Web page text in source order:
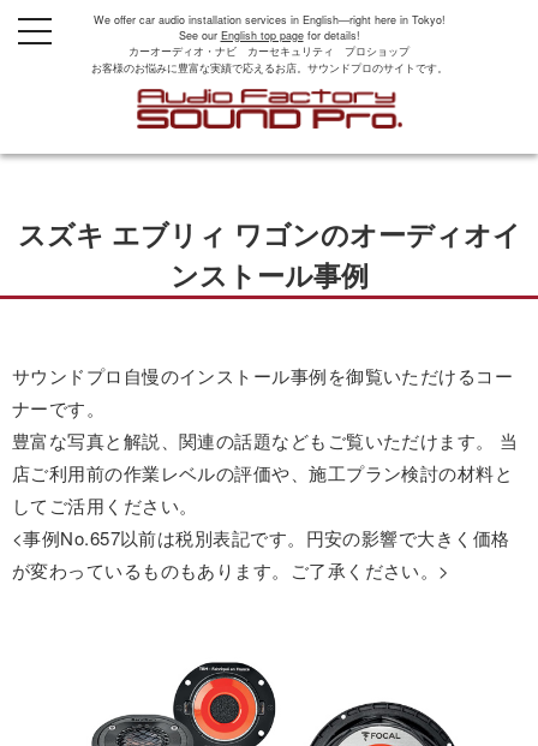
We offer car audio installation services in English—right here in Tokyo!
See our English top pagefor details!
カーオーディオ・ナビ カーセキュリティ プロショップ
お客様のお悩みに豊富な実績で応えるお店。サウンドプロのサイトです。
t
o
a
a
t
n
スズキ エブリィ ワゴンのオーディオイ
ンストール事例
サウンドプロ自慢のインストール事例を御覧いただけるコー
ナーです。
豊富な写真と解説、関連の話題などもご覧いただけます。 当
店ご利用前の作業レベルの評価や、施工プラン検討の材料と
してご活用ください。
<事例No.657以前は税別表記です。円安の影響で大きく価格
が変わっているものもあります。ご了承ください。>